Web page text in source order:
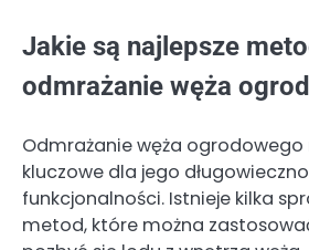
Jakie są najlepsze
odmrażanie węża
Odmrażanie węża ogrodowego
kluczowe dla jego
funkcjonalności. Istnieje kilka
metod, które można